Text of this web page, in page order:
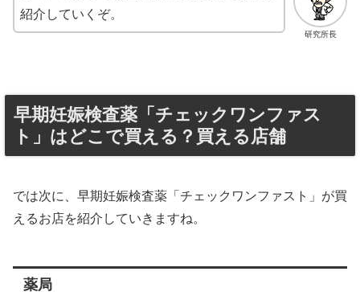
研究所長
紹介していくぞ。
早期妊娠検査薬「チェックワンファス
ト」はどこで買える？買える店舗
では次に、早期妊娠検査薬「チェックワンファスト」が買
えるお店を紹介していきますね。
薬局